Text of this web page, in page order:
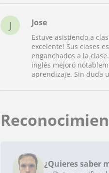
J Jose
Estuve asistiendo a
excelente! Sus clases
enganchados a la
inglés mejoró
aprendizaje. Sin duda
¿Quieres saber